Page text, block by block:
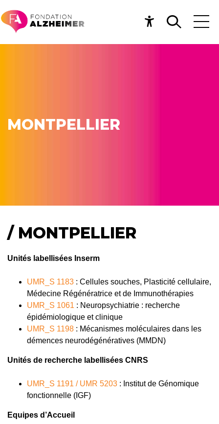
MONTPELLIER
/ MONTPELLIER
Unités labellisées Inserm
UMR_S 1183 : Cellules souches, Plasticité cellulaire,
Médecine Régénératrice et de Immunothérapies
UMR_S 1061 : Neuropsychiatrie : recherche
épidémiologique et clinique
UMR_S 1198 : Mécanismes moléculaires dans les
démences neurodégénératives (MMDN)
Unités de recherche labellisées CNRS
UMR_S 1191 / UMR 5203 : Institut de Génomique
fonctionnelle (IGF)
Equipes d’Accueil